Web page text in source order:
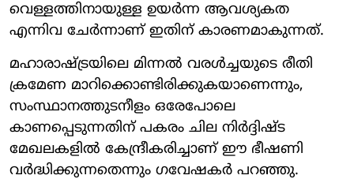
വെള്ളത്തിനായുള്ള ഉയർന്ന ആവശ്യകത
എന്നിവ ചേർന്നാണ് ഇതിന് കാരണമാകുന്നത്.
മഹാരാഷ്ട്രയിലെ മിന്നൽ വരൾച്ചയുടെ രീതി
ക്രമേണ മാറിക്കൊണ്ടിരിക്കുകയാണെന്നും,
സംസ്ഥാനത്തുടനീളം ഒരേപോലെ
കാണപ്പെടുന്നതിന് പകരം ചില നിർദ്ദിഷ്ട
മേഖലകളിൽ കേന്ദ്രീകരിച്ചാണ് ഈ ഭീഷണി
വർദ്ധിക്കുന്നതെന്നും ഗവേഷകർ പറഞ്ഞു.